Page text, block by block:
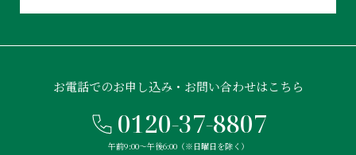
お電話でのお申し込み・お問い合わせはこちら
0120-37-8807
午前9:00〜午後6:00（※日曜日を除く）